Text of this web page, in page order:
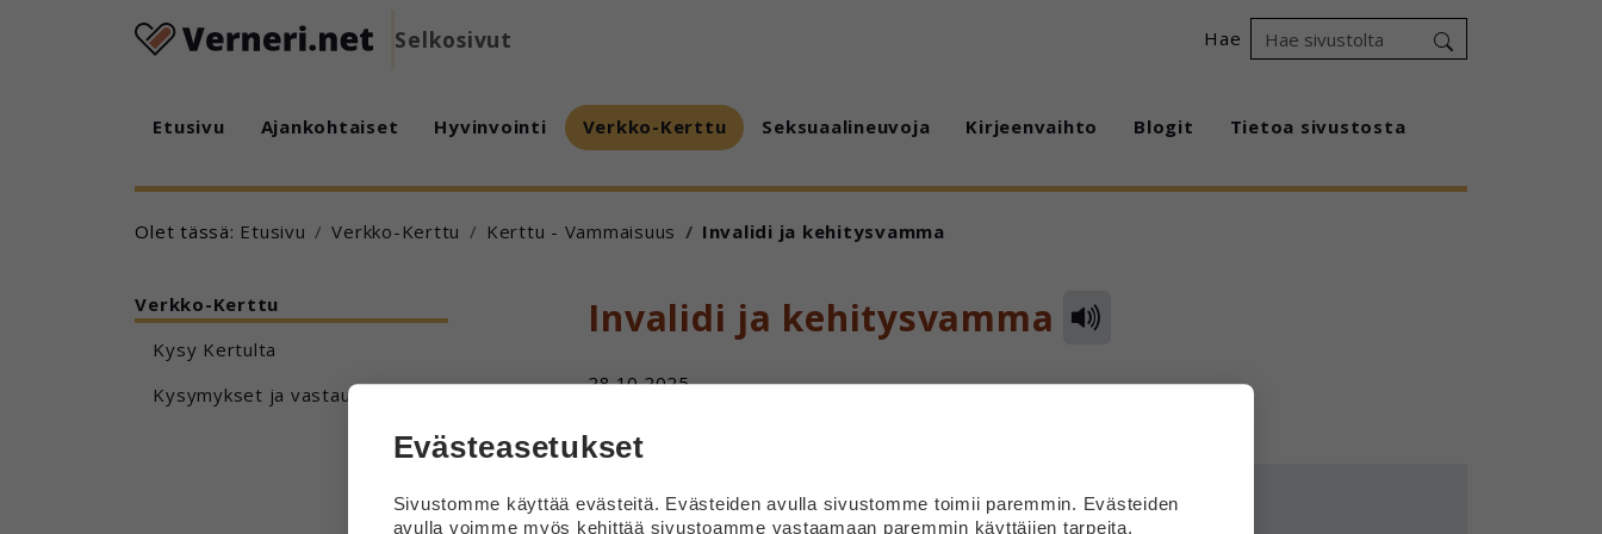
Selkosivut Hae
Etusivu Ajankohtaiset Hyvinvointi Verkko-Kerttu Seksuaalineuvoja Kirjeenvaihto Blogit Tietoa sivustosta
Olet tässä: Etusivu Verkko-Kerttu Kerttu - Vammaisuus Invalidi ja kehitysvamma
Verkko-Kerttu
Kysy Kertulta
Kysymykset ja vastaukset
Invalidi ja kehitysvamma
28.10.2025
Olen lievästi kehitysvammainen. Olenko siis invalidi?
Evästeasetukset
Sivustomme käyttää evästeitä. Evästeiden avulla sivustomme toimii paremmin. Evästeiden
avulla voimme myös kehittää sivustoamme vastaamaan paremmin käyttäjien tarpeita.